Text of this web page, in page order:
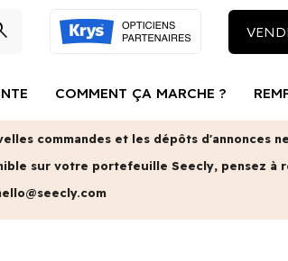
COMMENT ÇA MARCHE ?
commandes et les dépôts d'annonces
sur votre portefeuille Seecly, pensez à